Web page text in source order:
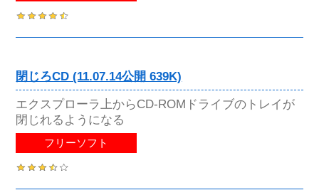
閉じろCD (11.07.14公開 639K)
エクスプローラ上からCD-ROMドライブのトレイが
閉じれるようになる
フリーソフト